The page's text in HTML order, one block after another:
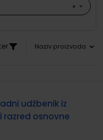
×
udžbenik iz
osnovne